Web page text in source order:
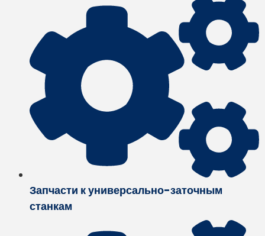
Запчасти к универсально-заточным
станкам